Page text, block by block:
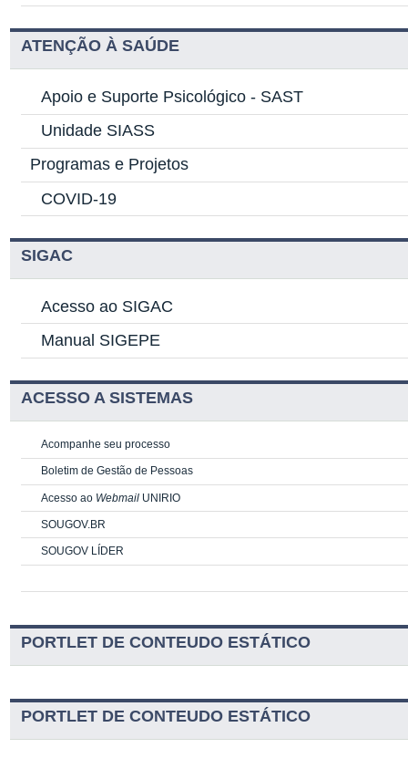
ATENÇÃO À SAÚDE
Apoio e Suporte Psicológico - SAST
Unidade SIASS
Programas e Projetos
COVID-19
SIGAC
Acesso ao SIGAC
Manual SIGEPE
ACESSO A SISTEMAS
Acompanhe seu processo
Boletim de Gestão de Pessoas
Acesso ao Webmail UNIRIO
SOUGOV.BR
SOUGOV LÍDER
PORTLET DE CONTEUDO ESTÁTICO
PORTLET DE CONTEUDO ESTÁTICO